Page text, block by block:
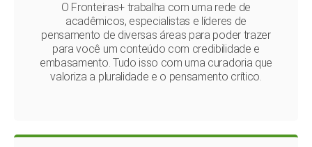
O Fronteiras+ trabalha com uma rede de
acadêmicos, especialistas e líderes de
pensamento de diversas áreas para poder trazer
para você um conteúdo com credibilidade e
embasamento. Tudo isso com uma curadoria que
valoriza a pluralidade e o pensamento crítico.